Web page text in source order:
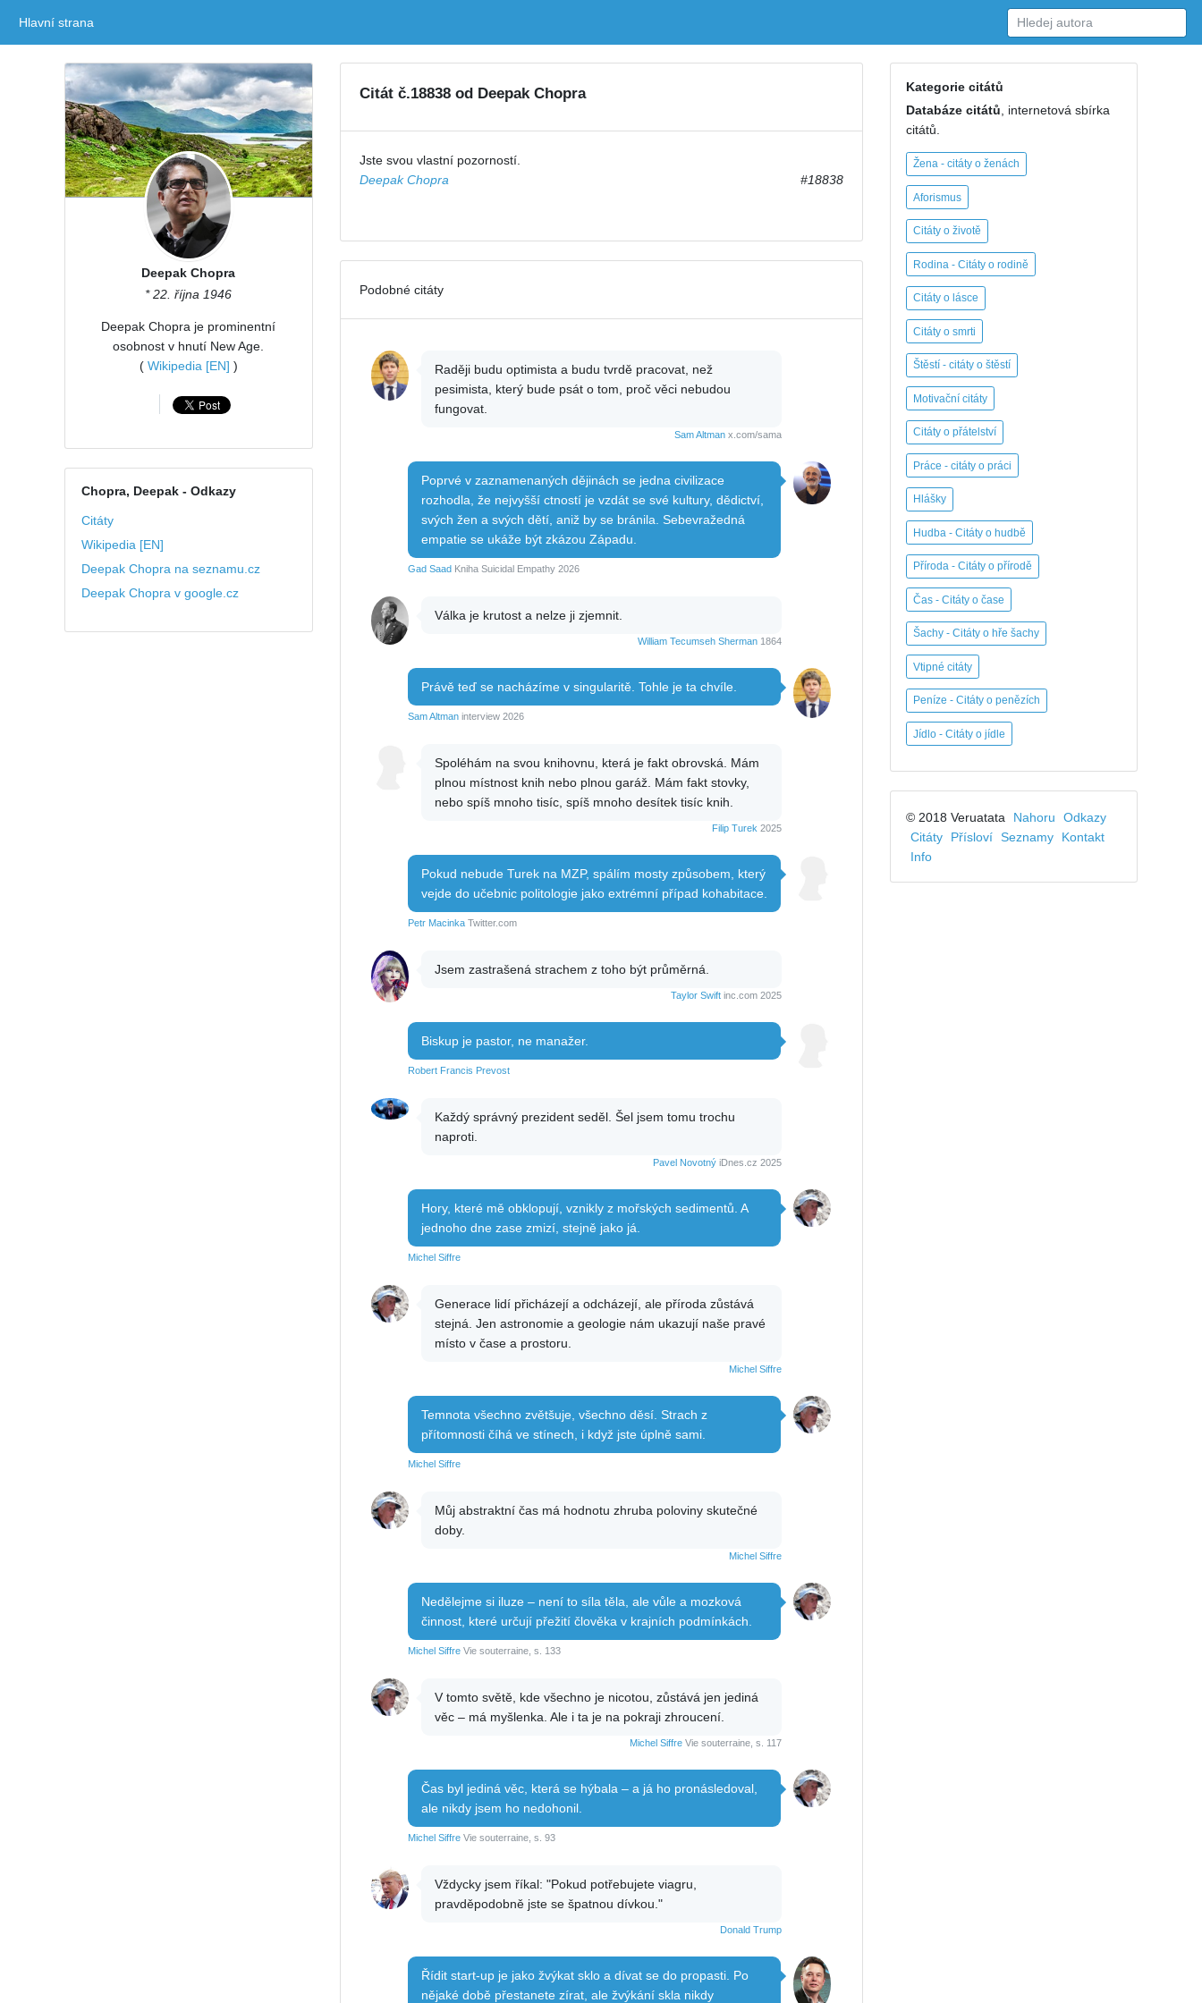
Hlavní strana
Deepak Chopra
* 22. října 1946
Deepak Chopra je prominentní
osobnost v hnutí New Age.
( Wikipedia [EN] )
Chopra, Deepak- Odkazy
Citáty
Wikipedia [EN]
Deepak Chopra na seznamu.cz
Deepak Chopra v google.cz
Citát č.18838 od Deepak Chopra
Jste svou vlastní pozorností.
Deepak Chopra
#18838
Podobné citáty
Raději budu optimista a budu tvrdě pracovat, než
pesimista, který bude psát o tom, proč věci nebudou
fungovat.
Sam Altmanx.com/sama
Poprvé v zaznamenaných dějinách se jedna civilizace
rozhodla, že nejvyšší ctností je vzdát se své kultury, dědictví,
svých žen a svých dětí, aniž by se bránila. Sebevražedná
empatie se ukáže být zkázou Západu.
Gad SaadKniha Suicidal Empathy 2026
Válka je krutost a nelze ji zjemnit.
William Tecumseh Sherman1864
Právě teď se nacházíme v singularitě. Tohle je ta chvíle.
Sam Altmaninterview 2026
Spoléhám na svou knihovnu, která je fakt obrovská. Mám
plnou místnost knih nebo plnou garáž. Mám fakt stovky,
nebo spíš mnoho tisíc, spíš mnoho desítek tisíc knih.
Filip Turek 2025
Pokud nebude Turek na MZP, spálím mosty způsobem, který
vejde do učebnic politologie jako extrémní případ kohabitace.
Petr MacinkaTwitter.com
Jsem zastrašená strachem z toho být průměrná.
Taylor Swiftinc.com 2025
Biskup je pastor, ne manažer.
Robert Francis Prevost
Každý správný prezident seděl. Šel jsem tomu trochu
naproti.
Pavel NovotnýiDnes.cz 2025
Hory, které mě obklopují, vznikly z mořských sedimentů. A
jednoho dne zase zmizí, stejně jako já.
Michel Siffre
Generace lidí přicházejí a odcházejí, ale příroda zůstává
stejná. Jen astronomie a geologie nám ukazují naše pravé
místo v čase a prostoru.
Michel Siffre
Temnota všechno zvětšuje, všechno děsí. Strach z
přítomnosti číhá ve stínech, i když jste úplně sami.
Michel Siffre
Můj abstraktní čas má hodnotu zhruba poloviny skutečné
doby.
Michel Siffre
Nedělejme si iluze – není to síla těla, ale vůle a mozková
činnost, které určují přežití člověka v krajních podmínkách.
Michel SiffreVie souterraine, s. 133
V tomto světě, kde všechno je nicotou, zůstává jen jediná
věc – má myšlenka. Ale i ta je na pokraji zhroucení.
Michel SiffreVie souterraine, s. 117
Čas byl jediná věc, která se hýbala – a já ho pronásledoval,
ale nikdy jsem ho nedohonil.
Michel SiffreVie souterraine, s. 93
Vždycky jsem říkal: "Pokud potřebujete viagru,
pravděpodobně jste se špatnou dívkou."
Donald Trump
Řídit start-up je jako žvýkat sklo a dívat se do propasti. Po
nějaké době přestanete zírat, ale žvýkání skla nikdy
Kategorie citátů
Databáze citátů , internetová sbírka
citátů.
Žena - citáty o ženách
Aforismus
Citáty o životě
Rodina - Citáty o rodině
Citáty o lásce
Citáty o smrti
Štěstí - citáty o štěstí
Motivační citáty
Citáty o přátelství
Práce - citáty o práci
Hlášky
Hudba - Citáty o hudbě
Příroda - Citáty o přírodě
Čas - Citáty o čase
Šachy - Citáty o hře šachy
Vtipné citáty
Peníze - Citáty o penězích
Jídlo - Citáty o jídle
© 2018 Veruatata Nahoru
Odkazy
Citáty
Přísloví Seznamy
Kontakt
Info